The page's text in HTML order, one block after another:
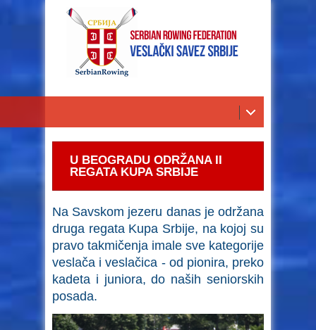
U BEOGRADU ODRŽANA II
REGATA KUPA SRBIJE
Na Savskom jezeru danas je održana
druga regata Kupa Srbije, na kojoj su
pravo takmičenja imale sve kategorije
veslača i veslačica - od pionira, preko
kadeta i juniora, do naših seniorskih
posada.